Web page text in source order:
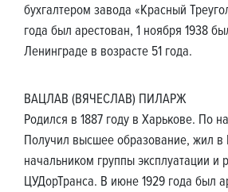
бухгалтером завода «Красный
года был арестован, 1 ноября 1938
Ленинграде в возрасте 51 года.
ВАЦЛАВ (ВЯЧЕСЛАВ) ПИЛАРЖ
Родился в 1887 году в Харькове. По
Получил высшее образование, жил в
начальником группы эксплуатации и
ЦУДорТранса. В июне 1929 года был